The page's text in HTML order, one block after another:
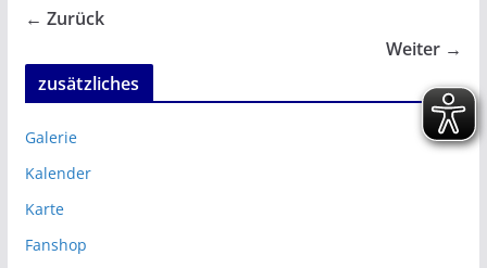
← Zurück
Weiter →
zusätzliches
Galerie
Kalender
Karte
Fanshop